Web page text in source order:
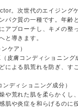
。次世代のエイジング
パク質の一種です。年齢
アプローチし、キメの整
と導きます。
ケア）
皮膚コンディショニング
による肌荒れを防ぎ、す
ディショニング成分）
や荒れた肌を柔らかくし
肌や炎症を和らげるのに